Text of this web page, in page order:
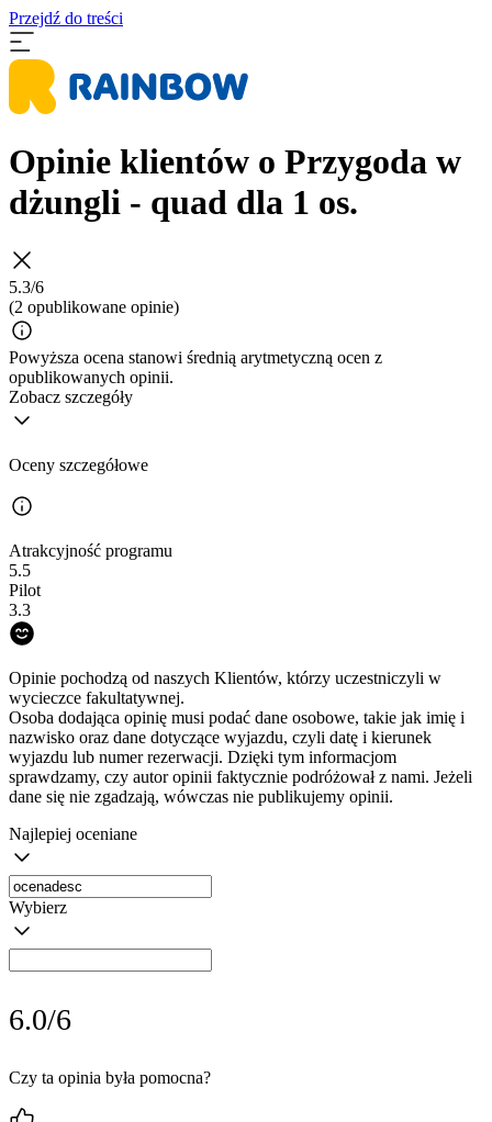
Przejdź do treści
Opinie klientów o Przygoda w
dżungli - quad dla 1 os.
5.3/6
(2 opublikowane opinie)
Powyższa ocena stanowi średnią arytmetyczną ocen z
opublikowanych opinii.
Zobacz szczegóły
Oceny szczegółowe
Atrakcyjność programu
5.5
Pilot
3.3
Opinie pochodzą od naszych Klientów, którzy uczestniczyli w
wycieczce fakultatywnej.
Osoba dodająca opinię musi podać dane osobowe, takie jak imię i
nazwisko oraz dane dotyczące wyjazdu, czyli datę i kierunek
wyjazdu lub numer rezerwacji. Dzięki tym informacjom
sprawdzamy, czy autor opinii faktycznie podróżował z nami. Jeżeli
dane się nie zgadzają, wówczas nie publikujemy opinii.
Najlepiej oceniane
Wybierz
6.0/6
Czy ta opinia była pomocna?